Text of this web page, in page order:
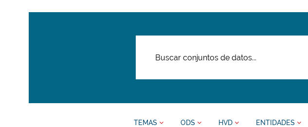
TEMAS ODS HVD ENTIDADES